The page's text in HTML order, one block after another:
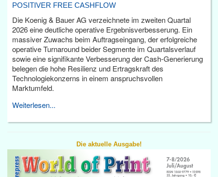
POSITIVER FREE CASHFLOW
Die Koenig & Bauer AG verzeichnete im zweiten Quartal
2026 eine deutliche operative Ergebnisverbesserung. Ein
massiver Zuwachs beim Auftragseingang, der erfolgreiche
operative Turnaround beider Segmente im Quartalsverlauf
sowie eine signifikante Verbesserung der Cash-Generierung
belegen die hohe Resilienz und Ertragskraft des
Technologiekonzerns in einem anspruchsvollen
Marktumfeld.
Weiterlesen...
Die aktuelle Ausgabe!